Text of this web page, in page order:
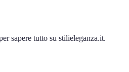
sapere tutto su stilieleganza.it.